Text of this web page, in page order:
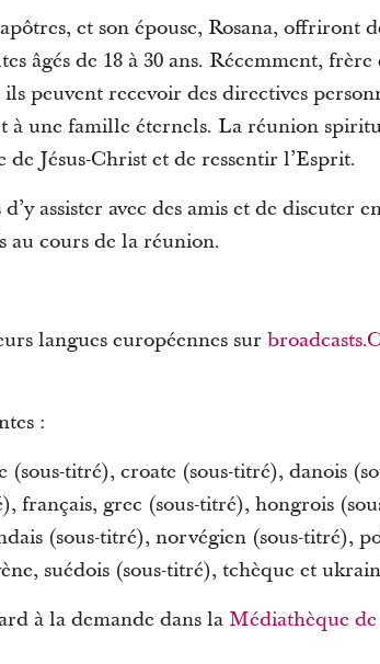
et son épouse, Rosana, offriront
âgés de 18 à 30 ans. Récemment,
peuvent recevoir des directives
à une famille éternels. La réunion
Jésus-Christ et de ressentir l’Esprit.
assister avec des amis et de discuter
au cours de la réunion.
langues européennes sur
:
titré), croate (sous-titré), danois
français, grec (sous-titré), hongrois
(sous-titré), norvégien (sous-titré),
suédois (sous-titré), tchèque et
à la demande dans la Médiathèque